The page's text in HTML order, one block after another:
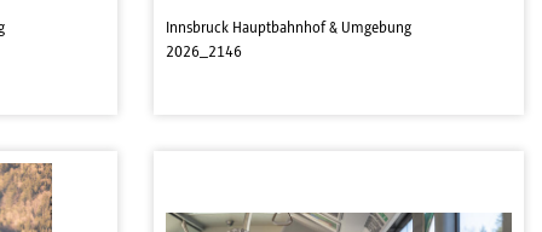
Innsbruck Hauptbahnhof & Umgebung
2026_2146